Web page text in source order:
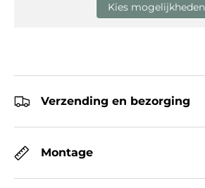
Kies mogelijkheden
Verzending en bezorging
Montage